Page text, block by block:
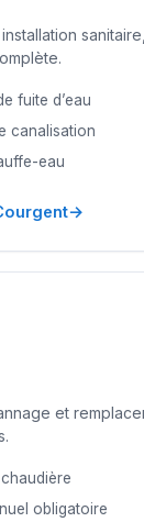
fuite d’eau
canalisation
eau
→
et
obligatoire